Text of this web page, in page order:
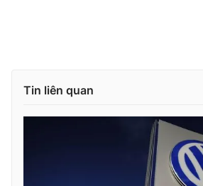
Thị trường
Podcast
Tin liên quan